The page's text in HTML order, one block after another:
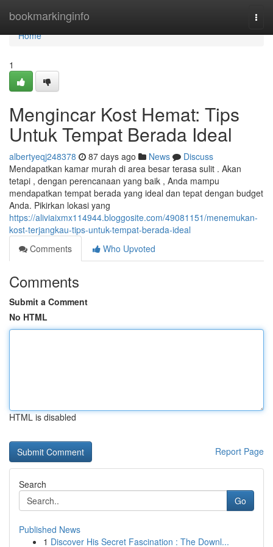
bookmarkinginfo
Home
Home
1
Mengincar Kost Hemat: Tips
Untuk Tempat Berada Ideal
albertyeqj248378 87 days ago News
Discuss
Mendapatkan kamar murah di area besar terasa sulit . Akan
tetapi , dengan perencanaan yang baik , Anda mampu
mendapatkan tempat berada yang ideal dan tepat dengan budget
Anda. Pikirkan lokasi yang
https://aliviaixmx114944.bloggosite.com/49081151/menemukan-
kost-terjangkau-tips-untuk-tempat-berada-ideal
Comments
Who Upvoted
Comments
Submit a Comment
No HTML
HTML is disabled
Report Page
Search
Go
Published News
1 Discover His Secret Fascination : The Downl...